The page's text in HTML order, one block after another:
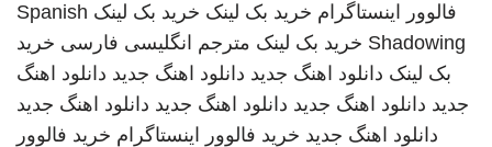
فالوور اینستاگرام خرید بک لینک خرید بک لینک Spanish
Shadowing خرید بک لینک مترجم انگلیسی فارسی خرید
بک لینک دانلود اهنگ جدید دانلود اهنگ جدید دانلود اهنگ
جدید دانلود اهنگ جدید دانلود اهنگ جدید دانلود اهنگ جدید
دانلود اهنگ جدید خرید فالوور اینستاگرام خرید فالوور